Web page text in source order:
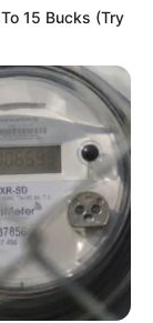
Ditching
15 Bucks (Try